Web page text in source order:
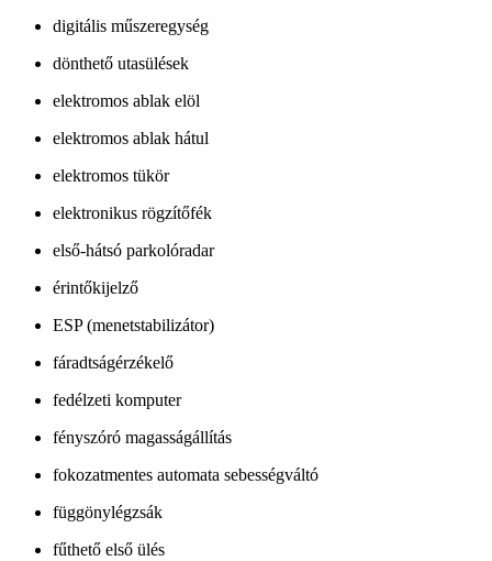
digitális műszeregység
dönthető utasülések
elektromos ablak elöl
elektromos ablak hátul
elektromos tükör
elektronikus rögzítőfék
első-hátsó parkolóradar
érintőkijelző
ESP (menetstabilizátor)
fáradtságérzékelő
fedélzeti komputer
fényszóró magasságállítás
fokozatmentes automata sebességváltó
függönylégzsák
fűthető első ülés